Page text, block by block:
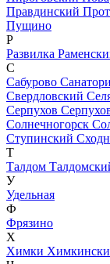
Правдинский
Пущино
Р
Развилка
С
Сабурово
Свердловский
Серпухов
Солнечногорск
Ступинский
Т
Талдом
У
Удельная
Ф
Фрязино
Х
Химки